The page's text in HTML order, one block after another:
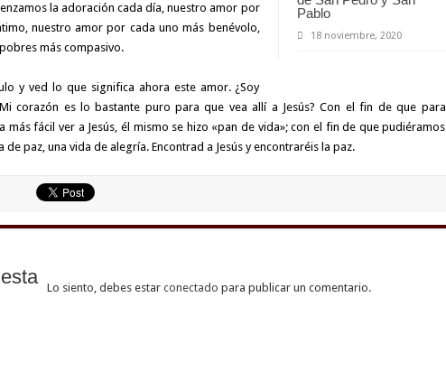
Pablo
18 noviembre, 2020
la adoración cada día, nuestro amor por
nuestro amor por cada uno más benévolo,
más compasivo.
y ved lo que significa ahora este amor. ¿Soy
corazón es lo bastante puro para que vea allí a Jesús? Con el fin de que para
más fácil ver a Jesús, él mismo se hizo «pan de vida»; con el fin de que pudiéramos
de paz, una vida de alegría. Encontrad a Jesús y encontraréis la paz.
Lo siento, debes estar conectado para publicar un comentario.